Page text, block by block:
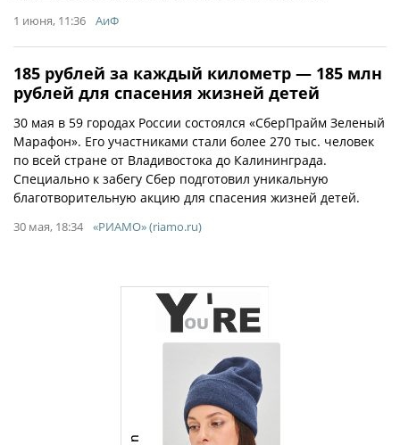
1 июня, 11:36 АиФ
185 рублей за каждый километр — 185 млн
рублей для спасения жизней детей
30 мая в 59 городах России состоялся «СберПрайм Зеленый
Марафон». Его участниками стали более 270 тыс. человек
по всей стране от Владивостока до Калининграда.
Специально к забегу Сбер подготовил уникальную
благотворительную акцию для спасения жизней детей.
30 мая, 18:34 «РИАМО» (riamo.ru)